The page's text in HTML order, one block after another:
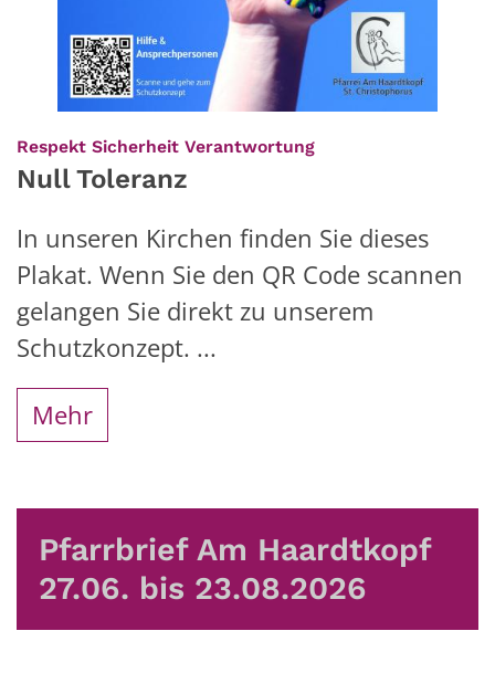
Respekt Sicherheit Verantwortung:
Null Toleranz
In unseren Kirchen finden Sie dieses
Plakat. Wenn Sie den QR Code scannen
gelangen Sie direkt zu unserem
Schutzkonzept. ...
Mehr
Pfarrbrief Am Haardtkopf
27.06. bis 23.08.2026